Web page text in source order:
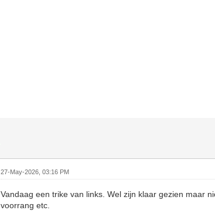
27-May-2026, 03:16 PM
Vandaag een trike van links. Wel zijn klaar gezien maar
voorrang etc.